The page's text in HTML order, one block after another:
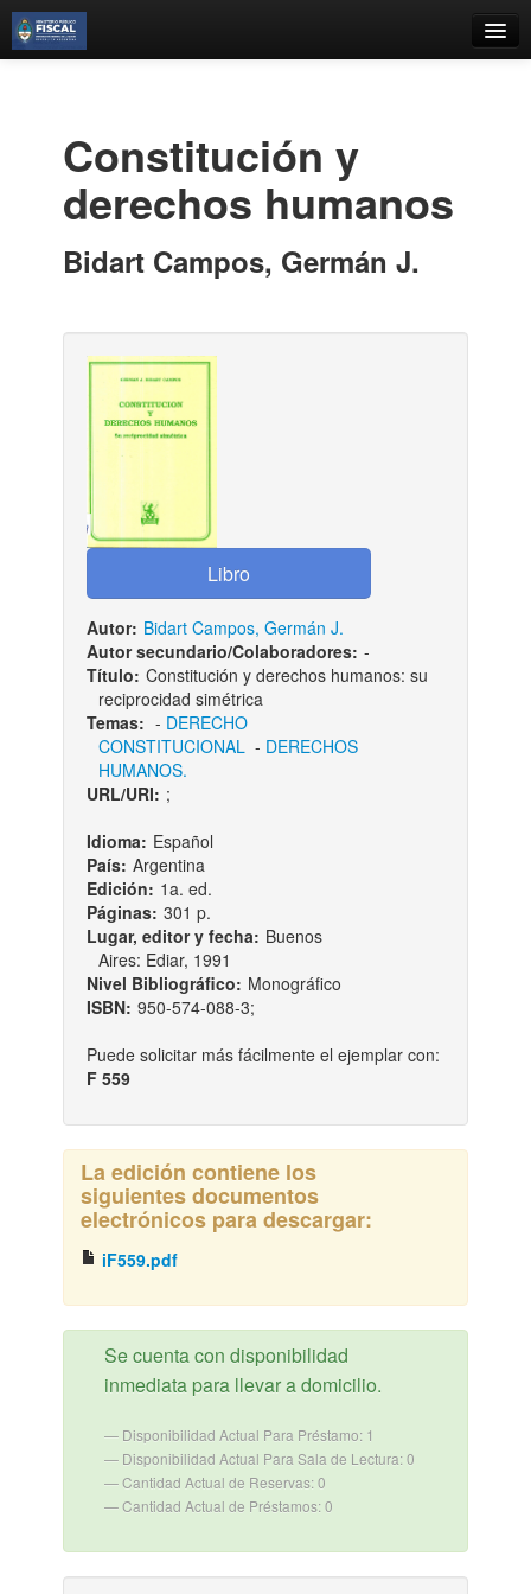
Estantes Virtuales
Iniciar sesión
Constitución y
derechos humanos
Bidart Campos, Germán J.
Autor: Bidart Campos, Germán J.
Autor secundario/Colaboradores: -
Título: Constitución y derechos humanos: su
reciprocidad simétrica
Temas: - DERECHO
CONSTITUCIONAL - DERECHOS
HUMANOS.
URL/URI: ;
Idioma: Español
País: Argentina
Edición: 1a. ed.
Páginas: 301 p.
Lugar, editor y fecha: Buenos
Aires: Ediar, 1991
Nivel Bibliográfico: Monográfico
ISBN: 950-574-088-3;
Puede solicitar más fácilmente el ejemplar con:
F 559
La edición contiene los
siguientes documentos
electrónicos para descargar:
iF559.pdf
Se cuenta con disponibilidad
inmediata para llevar a domicilio.
Disponibilidad Actual Para Préstamo: 1
Disponibilidad Actual Para Sala de Lectura: 0
Cantidad Actual de Reservas: 0
Cantidad Actual de Préstamos: 0